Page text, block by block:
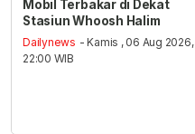
Mobil Terbakar di Dekat
Stasiun Whoosh Halim
Dailynews - Kamis , 06 Aug 2026,
22:00 WIB